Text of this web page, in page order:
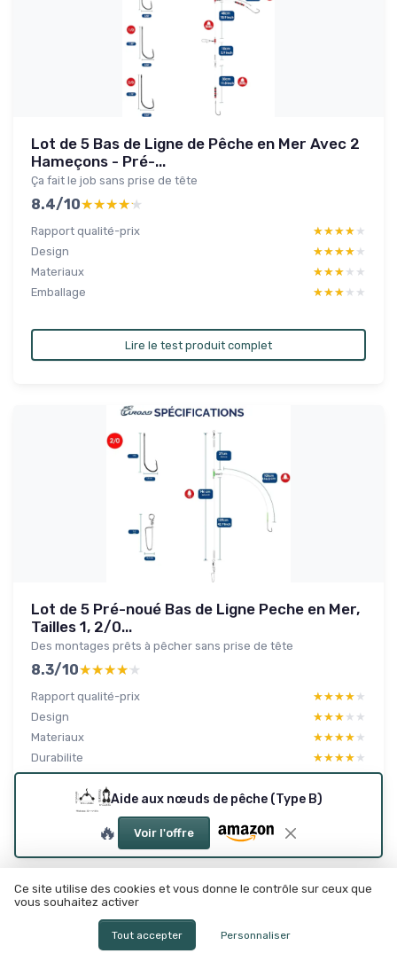
Lot de 5 Bas de Ligne de Pêche en Mer Avec 2
Hameçons - Pré-...
Ça fait le job sans prise de tête
8.4/10★★★★★
★★★★★
Rapport qualité-prix ★★★★★
★★★★★
Design
★★★★★
★★★★★
Materiaux
★★★★★
★★★★★
Emballage
★★★★★
★★★★★
Lire le test produit complet
Lot de 5 Pré-noué Bas de Ligne Peche en Mer,
Tailles 1, 2/0...
Des montages prêts à pêcher sans prise de tête
8.3/10★★★★★
★★★★★
Rapport qualité-prix ★★★★★
★★★★★
Design
★★★★★
★★★★★
Materiaux
★★★★★
★★★★★
Durabilite
★★★★★
★★★★★
Aide aux nœuds de pêche (Type B)
🔥 Voir l'offre
Ce site utilise des cookies et vous donne le contrôle sur ceux que
vous souhaitez activer
Tout accepter Personnaliser